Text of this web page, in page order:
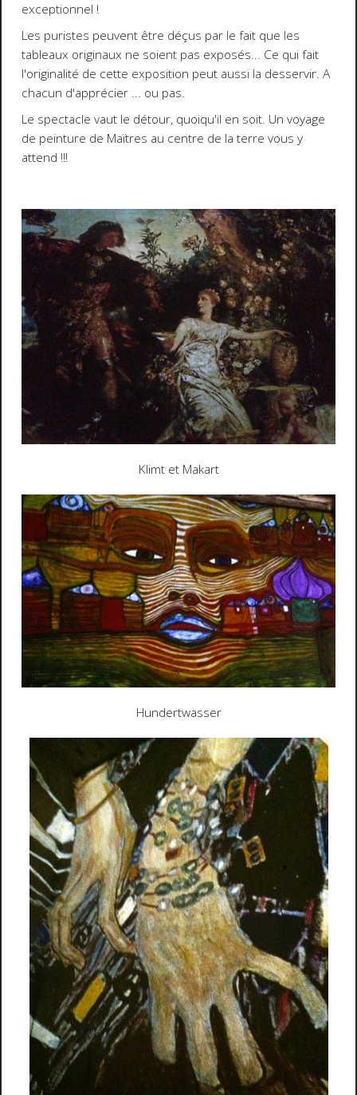
exceptionnel !
Les puristes peuvent être déçus par le fait que les
tableaux originaux ne soient pas exposés... Ce qui fait
l'originalité de cette exposition peut aussi la desservir. A
chacun d'apprécier ... ou pas.
Le spectacle vaut le détour, quoiqu'il en soit. Un voyage
de peinture de Maïtres au centre de la terre vous y
attend !!!
Klimt et Makart
Hundertwasser